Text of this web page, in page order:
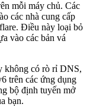
mỗi máy chủ. Các
các nhà cung cấp
Điều này loại bỏ
vào các bản vá
không có rò rỉ DNS,
trên các ứng dụng
bộ định tuyến mở
bạn.